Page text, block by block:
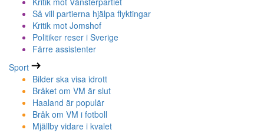
Så vill partierna hjälpa flyktingar
Kritik mot Jomshof
Politiker reser i Sverige
Färre assistenter
Sport
Bilder ska visa idrott
Bråket om VM är slut
Haaland är populär
Bråk om VM i fotboll
Mjällby vidare i kvalet